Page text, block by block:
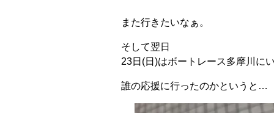
また行きたいなぁ。
そして翌日
23日(日)はボートレース多摩川に
誰の応援に行ったのかというと…